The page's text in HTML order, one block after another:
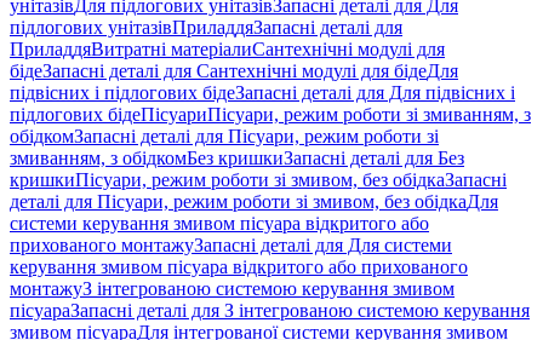
унітазівДля підлогових унітазівЗапасні деталі для Для
підлогових унітазівПриладдяЗапасні деталі для
ПриладдяВитратні матеріалиСантехнічні модулі для
бідеЗапасні деталі для Сантехнічні модулі для бідеДля
підвісних і підлогових бідеЗапасні деталі для Для підвісних і
підлогових бідеПісуариПісуари, режим роботи зі змиванням, з
обідкомЗапасні деталі для Пісуари, режим роботи зі
змиванням, з обідкомБез кришкиЗапасні деталі для Без
кришкиПісуари, режим роботи зі змивом, без обідкаЗапасні
деталі для Пісуари, режим роботи зі змивом, без обідкаДля
системи керування змивом пісуара відкритого або
прихованого монтажуЗапасні деталі для Для системи
керування змивом пісуара відкритого або прихованого
монтажуЗ інтегрованою системою керування змивом
пісуараЗапасні деталі для З інтегрованою системою керування
змивом пісуараДля інтегрованої системи керування змивом